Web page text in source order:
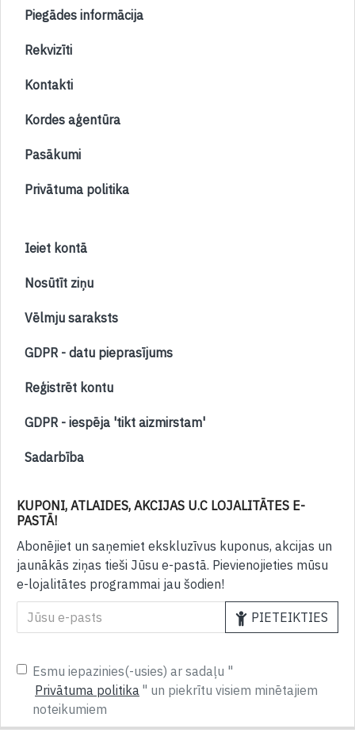
Piegādes informācija
Rekvizīti
Kontakti
Kordes aģentūra
Pasākumi
Privātuma politika
Ieiet kontā
Nosūtīt ziņu
Vēlmju saraksts
GDPR - datu pieprasījums
Reģistrēt kontu
GDPR - iespēja 'tikt aizmirstam'
Sadarbība
KUPONI, ATLAIDES, AKCIJAS U.C LOJALITĀTES E-
PASTĀ!
Abonējiet un saņemiet ekskluzīvus kuponus, akcijas un
jaunākās ziņas tieši Jūsu e-pastā. Pievienojieties mūsu
e-lojalitātes programmai jau šodien!
PIETEIKTIES
Esmu iepazinies(-usies) ar sadaļu "
Privātuma politika " un piekrītu visiem minētajiem
noteikumiem